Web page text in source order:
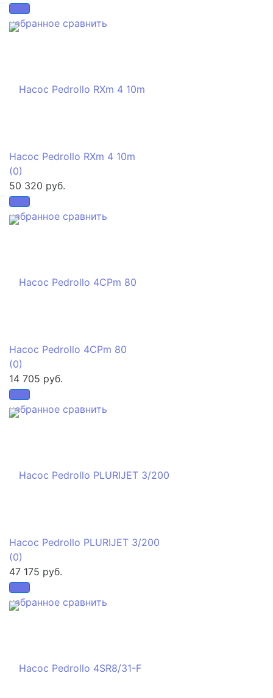
избранное сравнить
избранное сравнить
Насос Pedrollo RXm 4 10m
(0)
50 320 руб.
избранное сравнить
Насос Pedrollo 4CPm 80
(0)
14 705 руб.
избранное сравнить
Насос Pedrollo PLURIJET 3/200
(0)
47 175 руб.